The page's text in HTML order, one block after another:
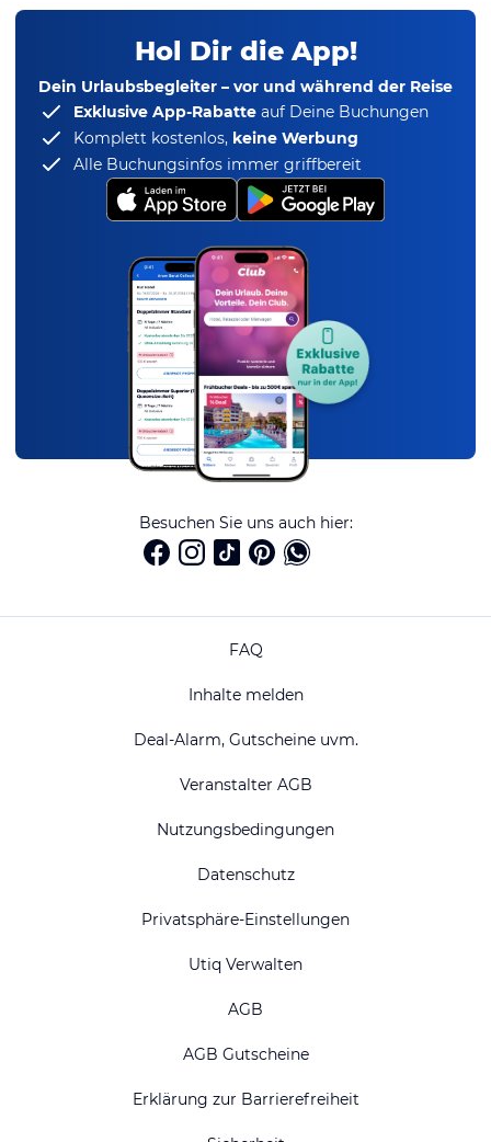
Hol Dir die App!
Dein Urlaubsbegleiter – vor und während der Reise
Exklusive App-Rabatte auf Deine Buchungen
Komplett kostenlos, keine Werbung
Alle Buchungsinfos immer griffbereit
Besuchen Sie uns auch hier:
FAQ
Inhalte melden
Deal-Alarm, Gutscheine uvm.
Veranstalter AGB
Nutzungsbedingungen
Datenschutz
Privatsphäre-Einstellungen
Utiq Verwalten
AGB
AGB Gutscheine
Erklärung zur Barrierefreiheit